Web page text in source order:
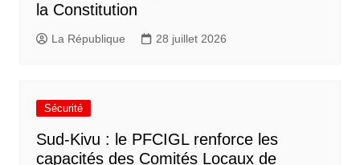
la Constitution
La République 28 juillet 2026
Sécurité
Sud-Kivu : le PFCIGL renforce les
capacités des Comités Locaux de